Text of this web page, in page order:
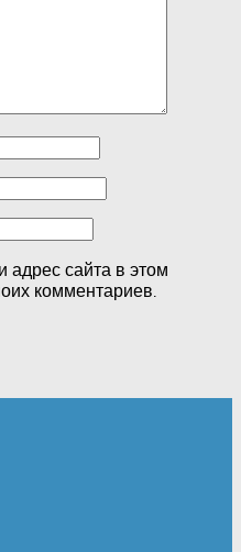
адрес сайта в этом
комментариев.